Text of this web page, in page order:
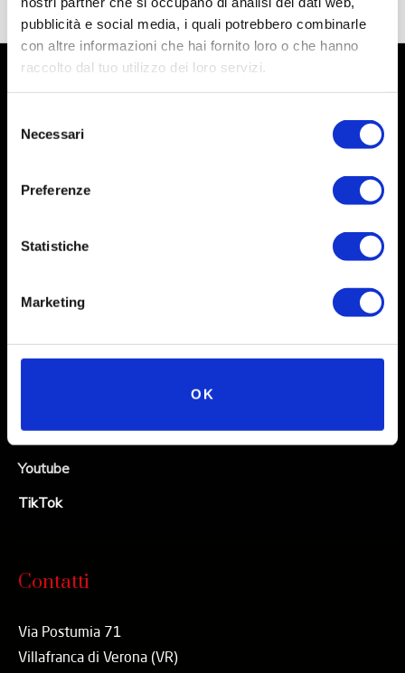
pubblicità e social media, i quali potrebbero combinarle
con altre informazioni che hai fornito loro o che hanno
raccolto dal tuo utilizzo dei loro servizi.
delNecessari
Preferenze
Statistiche
Marketing
OK
Facebook
Linkedin
Youtube
TikTok
Contatti
Via Postumia 71
Villafranca di Verona (VR)